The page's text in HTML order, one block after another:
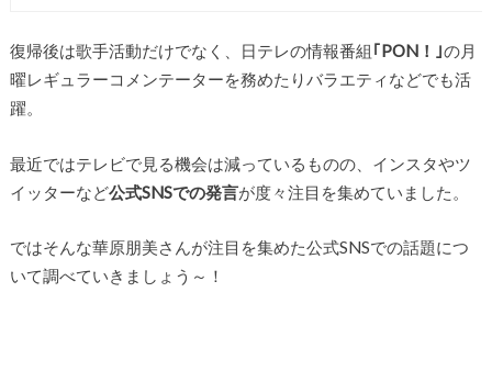
復帰後は歌手活動だけでなく、日テレの情報番組 ｢PON！｣の月
曜レギュラーコメンテーターを務めたりバラエティなどでも活
躍。
最近ではテレビで見る機会は減っているものの、インスタやツ
イッターなど公式SNSでの発言が度々注目を集めていました。
ではそんな華原朋美さんが注目を集めた公式SNSでの話題につ
いて調べていきましょう～！